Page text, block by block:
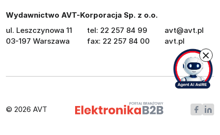
Wydawnictwo AVT-Korporacja Sp. z o.o.
ul. Leszczynowa 11
03-197 Warszawa
tel: 22 257 84 99
fax: 22 257 84 00
avt@avt.pl
avt.pl
© 2026 AVT